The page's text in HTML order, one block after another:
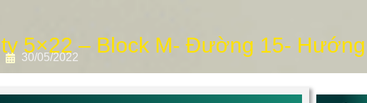
5×22 – Block M- Đường 15-
30/05/2022